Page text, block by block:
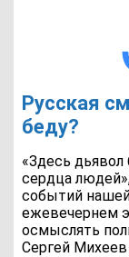
Русская
беду?
«Здесь
сердца
событий
ежевечернем
осмыслять
Сергей